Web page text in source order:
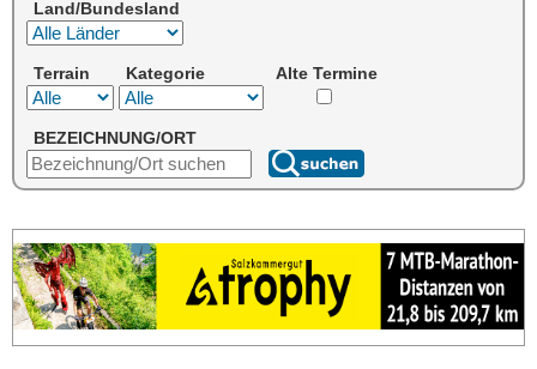
Land/Bundesland
Terrain Kategorie Alte Termine
BEZEICHNUNG/ORT